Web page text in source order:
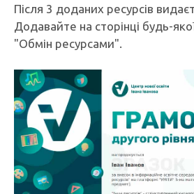
Після 3 доданих ресурсів
Додавайте на сторінці будь-
"Обмін ресурсами".